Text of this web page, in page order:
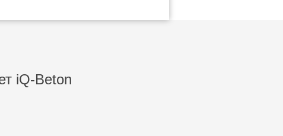
iQ-Beton